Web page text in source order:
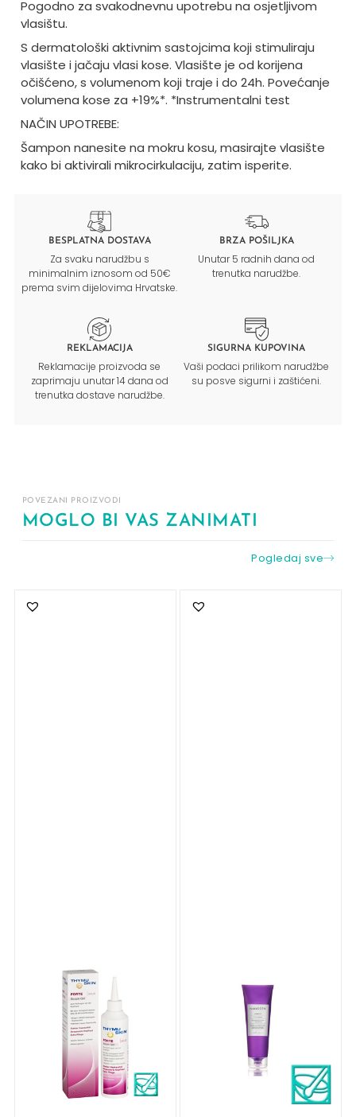
Pogodno za svakodnevnu upotrebu na osjetljivom
vlasištu.
S dermatološki aktivnim sastojcima koji stimuliraju
vlasište i jačaju vlasi kose. Vlasište je od korijena
očišćeno, s volumenom koji traje i do 24h. Povećanje
volumena kose za +19%*. *Instrumentalni test
NAČIN UPOTREBE:
Šampon nanesite na mokru kosu, masirajte vlasište
kako bi aktivirali mikrocirkulaciju, zatim isperite.
BESPLATNA DOSTAVA
Za svaku narudžbu s
minimalnim iznosom od 50€
prema svim dijelovima Hrvatske.
BRZA POŠILJKA
Unutar 5 radnih dana od
trenutka narudžbe.
REKLAMACIJA
Reklamacije proizvoda se
zaprimaju unutar 14 dana od
trenutka dostave narudžbe.
SIGURNA KUPOVINA
Vaši podaci prilikom narudžbe
su posve sigurni i zaštićeni.
POVEZANI PROIZVODI
MOGLO BI VAS ZANIMATI
Pogledaj sve